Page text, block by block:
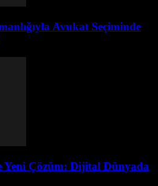
Avukat Seçiminde
Yeni Çözüm: Dijital Dünyada